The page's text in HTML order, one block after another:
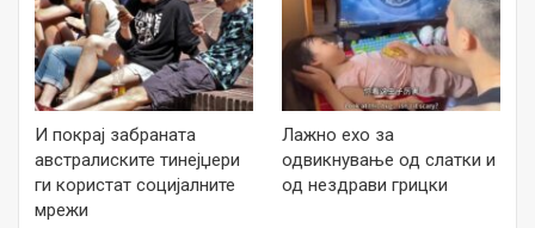
И покрај забраната
австралиските тинејџери
ги користат социјалните
мрежи
Лажно ехо за
одвикнување од слатки и
од нездрави грицки